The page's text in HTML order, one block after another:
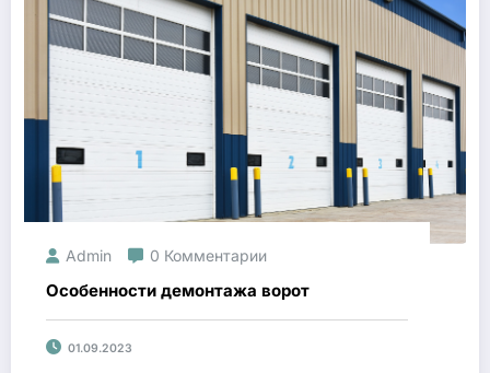
Admin 0 Комментарии
Особенности демонтажа ворот
01.09.2023